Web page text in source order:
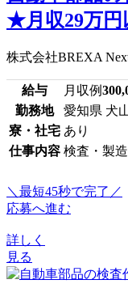
★月収29万円
株式会社BREXA
給与 月収例
勤務地
愛知県 犬
寮・社宅 あり
仕事内容 検査・製
＼最短45秒で完了／
応募へ進む
詳しく
見る